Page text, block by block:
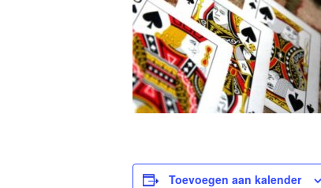
Toevoegen aan kalender